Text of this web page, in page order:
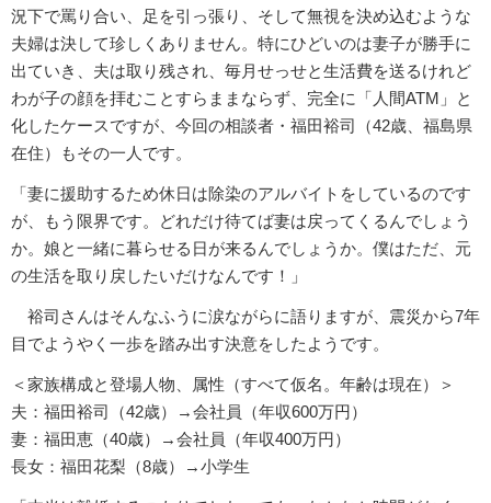
況下で罵り合い、足を引っ張り、そして無視を決め込むような
夫婦は決して珍しくありません。特にひどいのは妻子が勝手に
出ていき、夫は取り残され、毎月せっせと生活費を送るけれど
わが子の顔を拝むことすらままならず、完全に「人間ATM」と
化したケースですが、今回の相談者・福田裕司（42歳、福島県
在住）もその一人です。
「妻に援助するため休日は除染のアルバイトをしているのです
が、もう限界です。どれだけ待てば妻は戻ってくるんでしょう
か。娘と一緒に暮らせる日が来るんでしょうか。僕はただ、元
の生活を取り戻したいだけなんです！」
裕司さんはそんなふうに涙ながらに語りますが、震災から7年
目でようやく一歩を踏み出す決意をしたようです。
＜家族構成と登場人物、属性（すべて仮名。年齢は現在）＞
夫：福田裕司（42歳）→会社員（年収600万円）
妻：福田恵（40歳）→会社員（年収400万円）
長女：福田花梨（8歳）→小学生